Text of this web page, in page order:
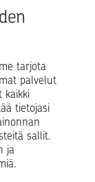
tarjota
palvelut
kaikki
tietojasi
sallit.
ja